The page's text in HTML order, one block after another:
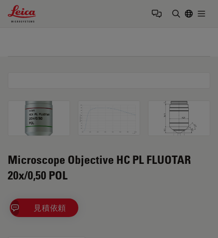
Leica Microsystems Logo
Microscope Objective HC PL FLUOTAR
20x/0,50 POL
見積依頼